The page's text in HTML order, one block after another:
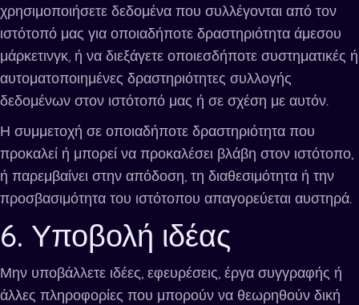
χρησιμοποιήσετε δεδομένα που συλλέγονται από τον
ιστότοπό μας για οποιαδήποτε δραστηριότητα άμεσου
μάρκετινγκ, ή να διεξάγετε οποιεσδήποτε συστηματικές ή
αυτοματοποιημένες δραστηριότητες συλλογής
δεδομένων στον ιστότοπό μας ή σε σχέση με αυτόν.
Η συμμετοχή σε οποιαδήποτε δραστηριότητα που
προκαλεί ή μπορεί να προκαλέσει βλάβη στον ιστότοπο,
ή παρεμβαίνει στην απόδοση, τη διαθεσιμότητα ή την
προσβασιμότητα του ιστότοπου απαγορεύεται αυστηρά.
6. Υποβολή ιδέας
Μην υποβάλλετε ιδέες, εφευρέσεις, έργα συγγραφής ή
άλλες πληροφορίες που μπορούν να θεωρηθούν δική